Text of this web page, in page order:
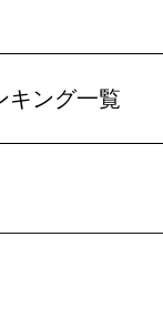
キング一覧